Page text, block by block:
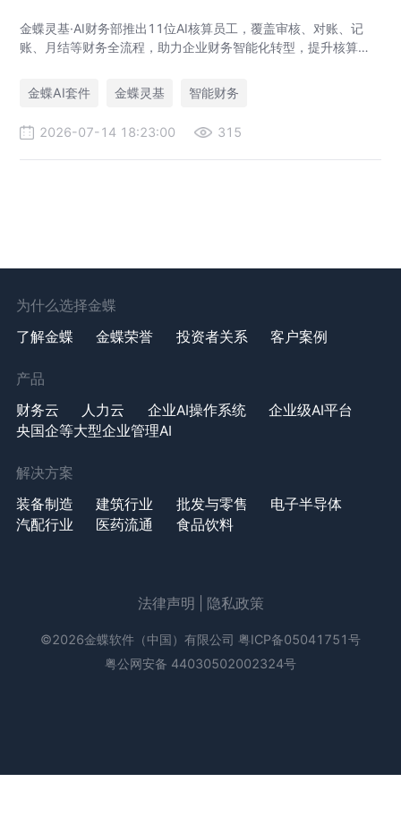
金蝶灵基·AI财务部推出11位AI核算员工，覆盖审核、对账、记
账、月结等财务全流程，助力企业财务智能化转型，提升核算效
金蝶AI套件
金蝶灵基 智能财务
2026-07-14 18:23:00 315
为什么选择金蝶
了解金蝶
金蝶荣誉 投资者关系 客户案例
产品
财务云
人力云 企业AI操作系统
企业级AI平台
央国企等大型企业管理AI
解决方案
装备制造
建筑行业 批发与零售
电子半导体
汽配行业
医药流通 食品饮料
法律声明 隐私政策
©2026金蝶软件（中国）有限公司 粤ICP备05041751号
粤公网安备 44030502002324号